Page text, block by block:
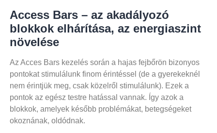
Access Bars – az akadályozó
blokkok elhárítása, az energiaszint
növelése
Az Acces Bars kezelés során a hajas fejbőrön bizonyos
pontokat stimulálunk finom érintéssel (de a gyerekeknél
nem érintjük meg, csak közelről stimulálunk). Ezek a
pontok az egész testre hatással vannak. Így azok a
blokkok, amelyek később problémákat, betegségeket
okoznának, oldódnak.